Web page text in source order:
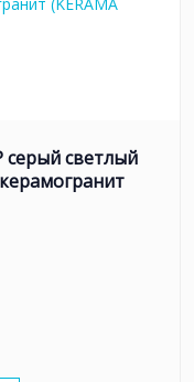
серый светлый